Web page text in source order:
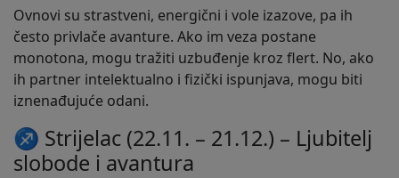
Ovnovi su strastveni, energični i vole izazove, pa ih
često privlače avanture. Ako im veza postane
monotona, mogu tražiti uzbuđenje kroz flert. No, ako
ih partner intelektualno i fizički ispunjava, mogu biti
iznenađujuće odani.
♐ Strijelac (22.11. – 21.12.) – Ljubitelj
slobode i avantura